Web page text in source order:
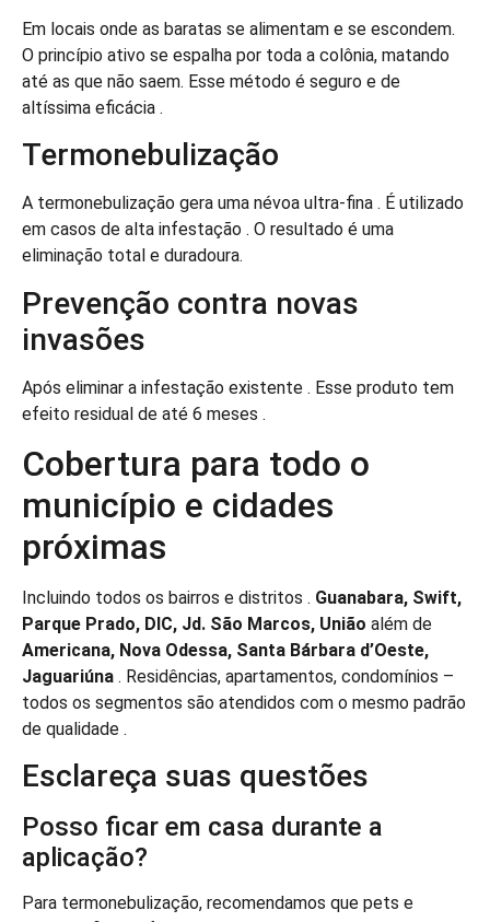
Em locais onde as baratas se alimentam e se escondem.
O princípio ativo se espalha por toda a colônia, matando
até as que não saem. Esse método é seguro e de
altíssima eficácia .
Termonebulização
A termonebulização gera uma névoa ultra-fina . É utilizado
em casos de alta infestação . O resultado é uma
eliminação total e duradoura.
Prevenção contra novas
invasões
Após eliminar a infestação existente . Esse produto tem
efeito residual de até 6 meses .
Cobertura para todo o
município e cidades
próximas
Incluindo todos os bairros e distritos . Guanabara, Swift,
Parque Prado, DIC, Jd. São Marcos, União além de
Americana, Nova Odessa, Santa Bárbara d’Oeste,
Jaguariúna . Residências, apartamentos, condomínios –
todos os segmentos são atendidos com o mesmo padrão
de qualidade .
Esclareça suas questões
Posso ficar em casa durante a
aplicação?
Para termonebulização, recomendamos que pets e